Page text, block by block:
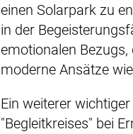
einen Solarpark zu
in der
emotionalen
moderne Ansätze
Ein weiterer
"Begleitkreises" bei